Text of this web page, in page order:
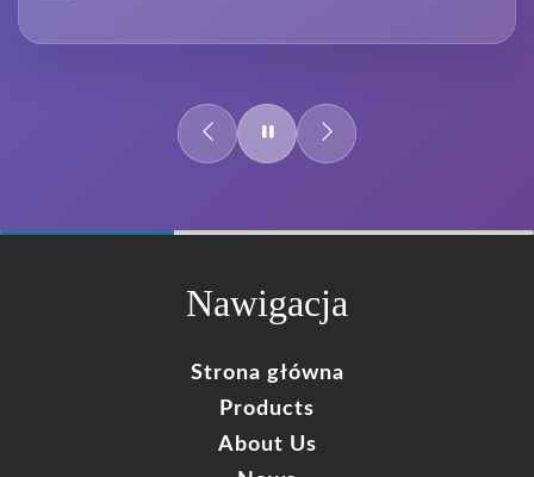
60%
Nawigacja
Strona główna
Products
About Us